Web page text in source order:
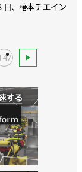
日、椿本チエイン